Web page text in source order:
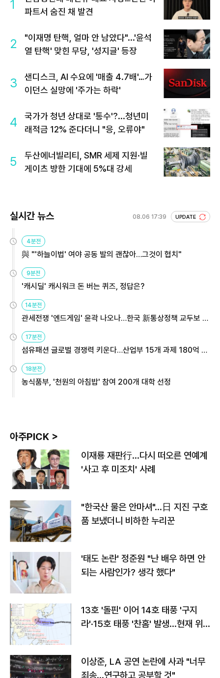
1
파트서 숨진 채 발견
2
"이재명 탄핵, 얼마 안 남았다"...'윤석
열 탄핵' 맞힌 무당, '성지글' 등장
3
샌디스크, AI 수요에 '매출 4.7배'…가
이던스 실망에 '주가는 하락'
4
국가가 청년 상대로 '통수'?...청년미
래적금 12% 준다더니 "응, 오류야"
5
두산에너빌리티, SMR 세제 지원·빌
게이츠 방한 기대에 5%대 강세
실시간 뉴스 08.06 17:39 UPDATE
4분전
與 "'하늘이법' 여야 공동 발의 괜찮아…그것이 협치"
9분전
'캐시딜' 캐시워크 돈 버는 퀴즈, 정답은?
14분전
관세전쟁 '엔드게임' 윤곽 나오나…한국 新통상정책 교두보 활
용해야
17분전
섬유패션 글로벌 경쟁력 키운다…산업부 15개 과제 180억 지
원
18분전
농식품부, '천원의 아침밥' 참여 200개 대학 선정
아주PICK >
이재룡 재판行…다시 떠오른 연예계
'사고 후 미조치' 사례
"한국산 물은 안마셔"…日 지진 구호
품 보냈더니 비하한 누리꾼
'태도 논란' 정준원 "난 배우 하면 안
되는 사람인가? 생각 했다"
13호 '돌핀' 이어 14호 태풍 '구지
라'·15호 태풍 '찬홈' 발생…현재 위
이상준, LA 공연 논란에 사과 "너무
죄송…연구하고 공부할 것"